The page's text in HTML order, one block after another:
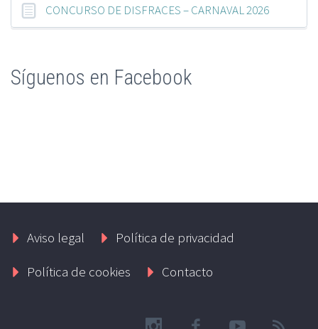
CONCURSO DE DISFRACES – CARNAVAL 2026
Síguenos en Facebook
Aviso legal
Política de privacidad
Política de cookies
Contacto